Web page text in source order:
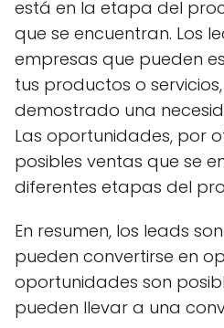
está en la etapa del
que se encuentran. Los
empresas que pueden
tus productos o
demostrado una
Las oportunidades, por
posibles ventas que se
diferentes etapas del
En resumen, los leads
pueden convertirse en
oportunidades son
pueden llevar a una